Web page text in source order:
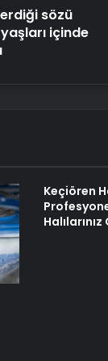
sözü
içinde
Keçiören